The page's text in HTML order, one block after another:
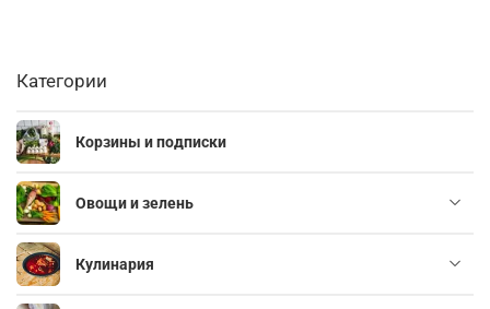
Категории
Корзины и подписки
Овощи и зелень
Кулинария